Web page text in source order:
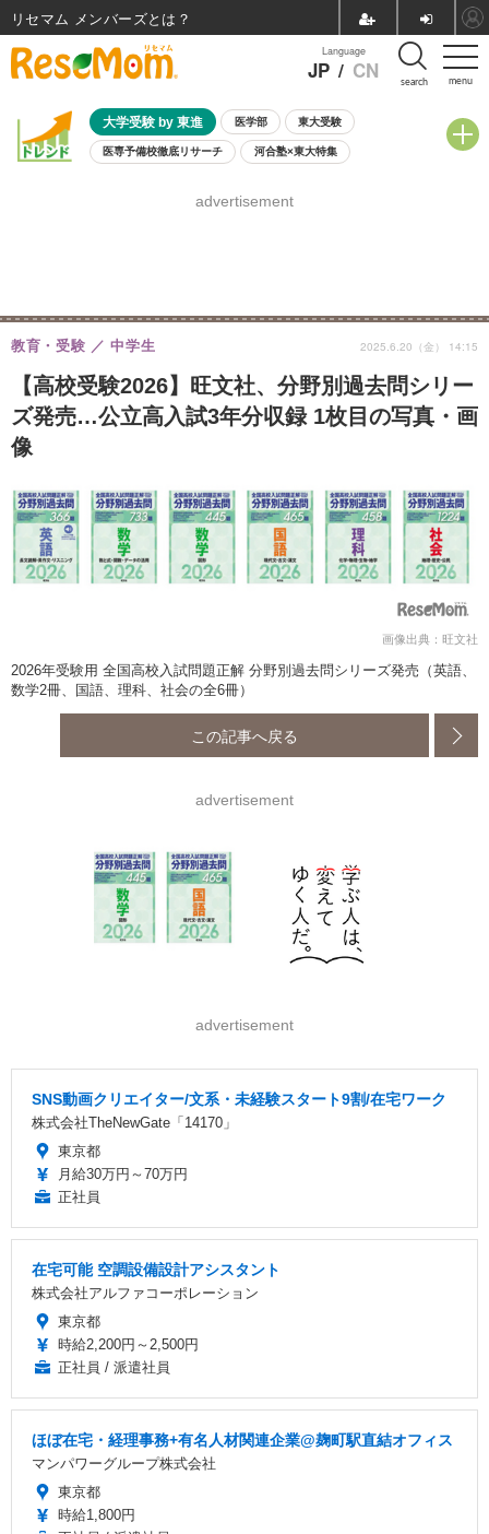
menu
Language
JP / CN search
大学受験 by 東進 医学部 東大受験
医専予備校徹底リサーチ 河合塾×東大特集
8月開催学校説明会・相談会
advertisement
【高校受験2026】旺文社、分野別過去問シリー
ズ発売…公立高入試3年分収録 1枚目の写真・画
像
教育・受験 中学生 2025.6.20（金） 14:15
画像出典：旺文社
2026年受験用 全国高校入試問題正解 分野別過去問シリーズ発売（英語、
数学2冊、国語、理科、社会の全6冊）
この記事へ戻る
advertisement
advertisement
SNS動画クリエイター/文系・未経験スタート9割/在宅ワーク
株式会社TheNewGate「14170」
東京都
月給30万円～70万円
正社員
在宅可能 空調設備設計アシスタント
株式会社アルファコーポレーション
東京都
時給2,200円～2,500円
正社員 / 派遣社員
ほぼ在宅・経理事務+有名人材関連企業@麹町駅直結オフィス
マンパワーグループ株式会社
東京都
時給1,800円
リセマム メンバーズ